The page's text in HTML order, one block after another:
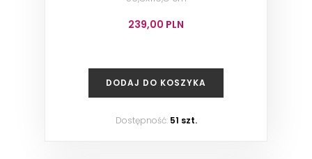
239,00 PLN
DODAJ DO KOSZYKA
Dostępność: 51 szt.